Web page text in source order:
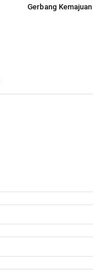
Gerbang Kemajuan